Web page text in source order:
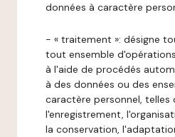
données à caractère
- « traitement »: désigne
tout ensemble
à l'aide de procédés
à des données ou des
caractère personnel, telles
l'enregistrement,
la conservation,